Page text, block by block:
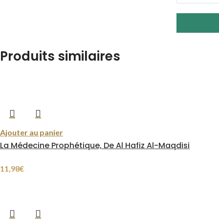
Produits similaires
Ajouter au panier
La Médecine Prophétique, De Al Hafiz Al-Maqdisi
11,98€